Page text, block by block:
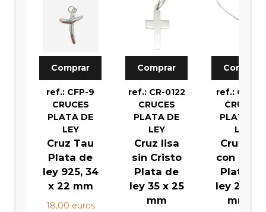
Comprar
ref.: CFP-9
CRUCES
PLATA DE
LEY
Cruz Tau
Plata de
ley 925, 34
x 22 mm
18,00 euros
Comprar
ref.: CR-0122
CRUCES
PLATA DE
LEY
Cruz lisa
sin Cristo
Plata de
ley 35 x 25
mm
Comprar
ref.: CFP-
CRUCES
PLATA DE
LEY
Cruz lisa
con
Plata de
ley 28 x
mm ...